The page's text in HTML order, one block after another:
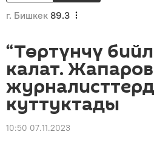
г. Бишкек 89.3
“Төртүнчү
калат. Жапаров
куттуктады
10:50 07.11.2023